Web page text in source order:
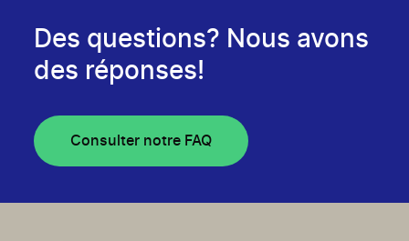
Des questions? Nous avons
des réponses!
Consulter notre FAQ